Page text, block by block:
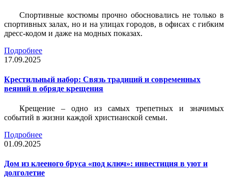
Спортивные костюмы прочно обосновались не только в
спортивных залах, но и на улицах городов, в офисах с гибким
дресс-кодом и даже на модных показах.
Подробнее
17.09.2025
Крестильный набор: Связь традиций и современных
веяний в обряде крещения
Крещение – одно из самых трепетных и значимых
событий в жизни каждой христианской семьи.
Подробнее
01.09.2025
Дом из клееного бруса «под ключ»: инвестиция в уют и
долголетие